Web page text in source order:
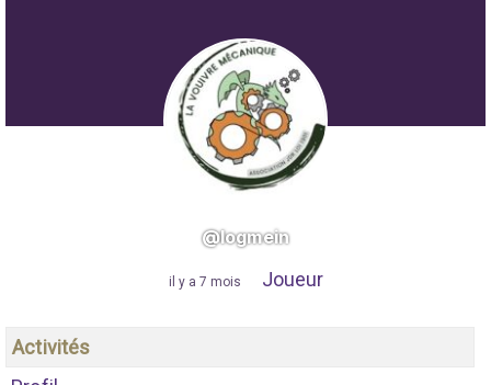
@logmein
il y a 7 mois Joueur
Activités